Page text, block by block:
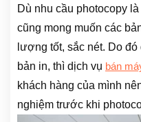
Dù nhu cầu photocopy
cũng mong muốn các
lượng tốt, sắc nét. Do
bản in, thì dịch vụ bán
khách hàng của mình
nghiệm trước khi